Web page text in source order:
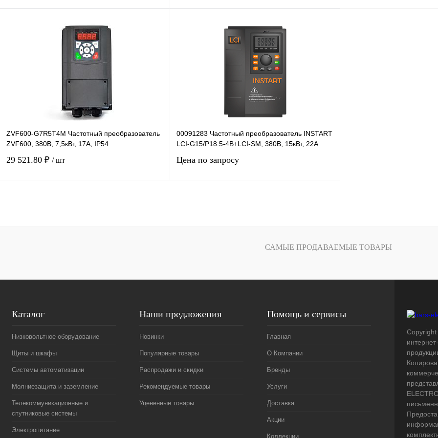
В корзину
Сравнение
Запросить цену
Сравнение
Под заказ
ZVF600-G7R5T4M Частотный преобразователь
ZVF600, 380В, 7,5кВт, 17А, IP54
29 521.80 ₽ / шт
Купить в 1 клик Сравнение
00091283 Частотный преобразователь INSTART
LCI-G15/P18.5-4B+LCI-SM, 380В, 15кВт, 22А
Цена по запросу
Купить в 1 клик Сравнение
САМЫЕ ПРОДАВАЕМЫЕ ТОВАРЫ
Каталог
Низковольтное оборудование
Щиты и шкафы
Системы автоматизации
Молниезащита и заземление
Телекоммуникационные и
спутниковые системы
Электропитание
Наши предложения
Новинки
Популярные товары
Распродажи и скидки
Рекомендуемые товары
Уцененные товары
Помощь и сервисы
Главная
О Компании
Бренды
Услуги
Доставка
Акции
Коллекции